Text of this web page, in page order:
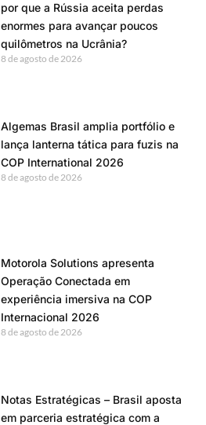
por que a Rússia aceita perdas
enormes para avançar poucos
quilômetros na Ucrânia?
8 de agosto de 2026
Algemas Brasil amplia portfólio e
lança lanterna tática para fuzis na
COP International 2026
8 de agosto de 2026
Motorola Solutions apresenta
Operação Conectada em
experiência imersiva na COP
Internacional 2026
8 de agosto de 2026
Notas Estratégicas – Brasil aposta
em parceria estratégica com a